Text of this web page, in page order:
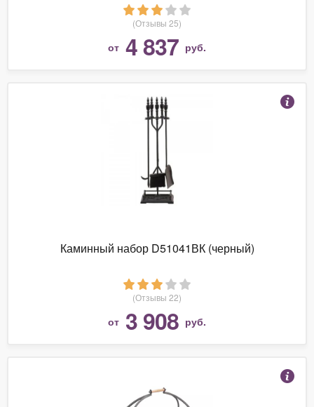
(Отзывы 25)
от 4 837 руб.
Каминный набор D51041ВК (черный)
(Отзывы 22)
от 3 908 руб.